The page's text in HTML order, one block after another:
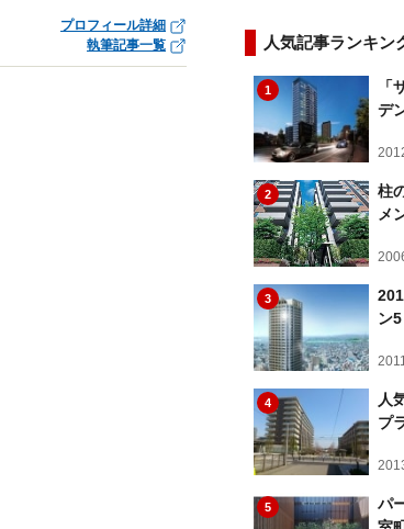
プロフィール詳細
執筆記事一覧
人気記事ランキン
1
「
デ
2
柱
メ
3
ン
4
人
プ
5
パ